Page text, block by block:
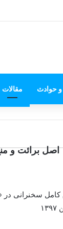
حوادث مقالات
اصل برائت و